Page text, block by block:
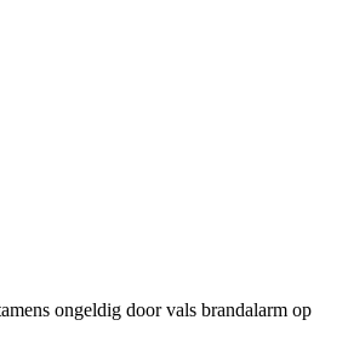
ongeldig door vals brandalarm op